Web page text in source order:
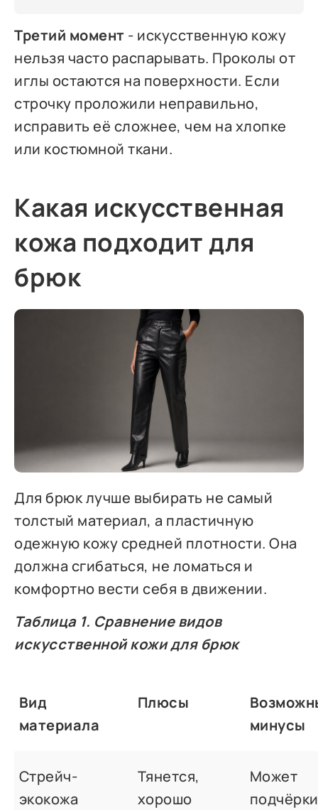
Третий момент - искусственную кожу
нельзя часто распарывать. Проколы от
иглы остаются на поверхности. Если
строчку проложили неправильно,
исправить её сложнее, чем на хлопке
или костюмной ткани.
Какая искусственная
кожа подходит для
брюк
Для брюк лучше выбирать не самый
толстый материал, а пластичную
одежную кожу средней плотности. Она
должна сгибаться, не ломаться и
комфортно вести себя в движении.
Таблица 1. Сравнение видов
искусственной кожи для брюк
Вид
материала
Плюсы
минусы
Стрейч-
экокожа
Тянется,
хорошо
Может